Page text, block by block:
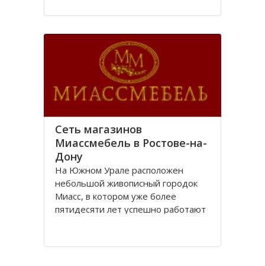
швейная фабрика «Стелла»,
После революции 1917 года
Сеть магазинов
Миассмебель в Ростове-на-
Дону
На Южном Урале расположен
небольшой живописный городок
Миасс, в котором уже более
пятидесяти лет успешно работают
всей России. Компания